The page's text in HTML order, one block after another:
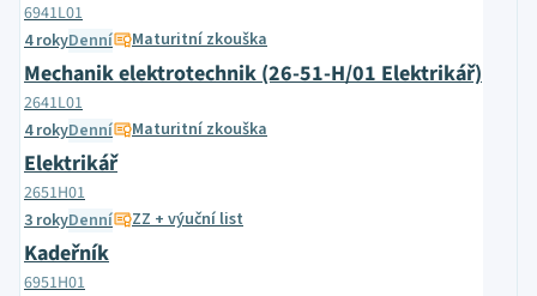
6941L01
4 rokyDenní Maturitní zkouška
Mechanik elektrotechnik (26-51-H/01 Elektrikář)
2641L01
4 rokyDenní Maturitní zkouška
Elektrikář
2651H01
3 rokyDenní ZZ + výuční list
Kadeřník
6951H01